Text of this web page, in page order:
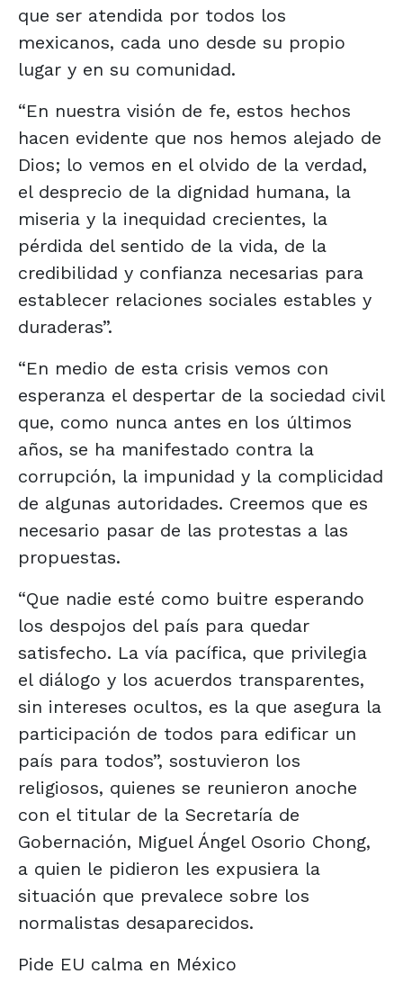
que ser atendida por todos los
mexicanos, cada uno desde su propio
lugar y en su comunidad.
“En nuestra visión de fe, estos hechos
hacen evidente que nos hemos alejado de
Dios; lo vemos en el olvido de la verdad,
el desprecio de la dignidad humana, la
miseria y la inequidad crecientes, la
pérdida del sentido de la vida, de la
credibilidad y confianza necesarias para
establecer relaciones sociales estables y
duraderas”.
“En medio de esta crisis vemos con
esperanza el despertar de la sociedad civil
que, como nunca antes en los últimos
años, se ha manifestado contra la
corrupción, la impunidad y la complicidad
de algunas autoridades. Creemos que es
necesario pasar de las protestas a las
propuestas.
“Que nadie esté como buitre esperando
los despojos del país para quedar
satisfecho. La vía pacífica, que privilegia
el diálogo y los acuerdos transparentes,
sin intereses ocultos, es la que asegura la
participación de todos para edificar un
país para todos”, sostuvieron los
religiosos, quienes se reunieron anoche
con el titular de la Secretaría de
Gobernación, Miguel Ángel Osorio Chong,
a quien le pidieron les expusiera la
situación que prevalece sobre los
normalistas desaparecidos.
Pide EU calma en México